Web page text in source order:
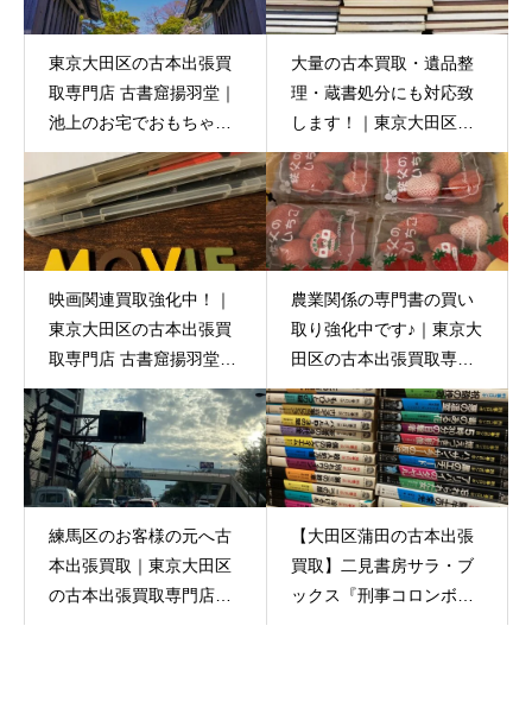
東京大田区の古本出張買
取専門店 古書窟揚羽堂｜
池上のお宅でおもちゃの
買い取り
大量の古本買取・遺品整
理・蔵書処分にも対応致
します！｜東京大田区の
古本出張買取専門店 古書
窟揚羽堂
映画関連買取強化中！｜
東京大田区の古本出張買
取専門店 古書窟揚羽堂｜
映画パンフ 映画半券 映画
チラシ 映画試写会招待状
ロビーカード スチール写
真
農業関係の専門書の買い
取り強化中です♪｜東京大
田区の古本出張買取専門
店 古書窟揚羽堂
練馬区のお客様の元へ古
本出張買取｜東京大田区
の古本出張買取専門店
【大田区蒲田の古本出張
買取】二見書房サラ・ブ
ックス『刑事コロンボ』